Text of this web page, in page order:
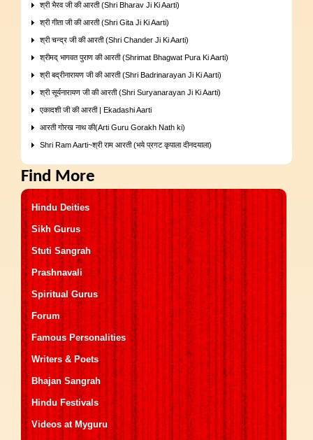
श्री भैरव जी की आरती (Shri Bharav Ji Ki Aarti)
श्री गीता जी की आरती (Shri Gita Ji Ki Aarti)
श्री चन्द्र जी की आरती (Shri Chander Ji Ki Aarti)
श्रीमद् भागवत पुराण की आरती (Shrimat Bhagwat Pura Ki Aarti)
श्री बद्रीनारायण जी की आरती (Shri Badrinarayan Ji Ki Aarti)
श्री सूर्यनारायण जी की आरती (Shri Suryanarayan Ji Ki Aarti)
एकादशी जी की आरती | Ekadashi Aarti
आरती गोरख नाथ की(Arti Guru Gorakh Nath ki)
Shri Ram Aarti~श्री राम आरती (भये प्रगट कृपाला दीनदयाला)
Find More
Hindu Deities
Sikh Gurus
Stuti Sangrah
Prashnavali
Spiritual Gurus
Forum
Famous Personalities
Writers & Poets
Bhajan Sangrah
Hindu Festivals
Videos at Myguru